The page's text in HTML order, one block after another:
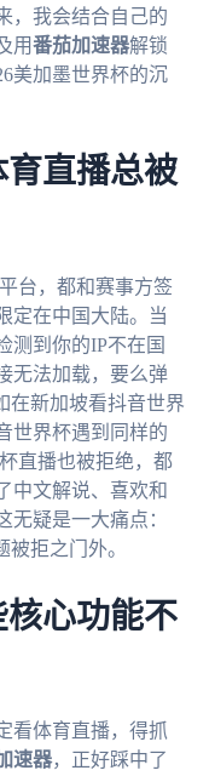
，我会结合自己的
用番茄加速器解锁
美加墨世界杯的沉
直播总被
台，都和赛事方签
定在中国大陆。当
测到你的IP不在国
无法加载，要么弹
在新加坡看抖音世界
世界杯遇到同样的
直播也被拒绝，都
中文解说、喜欢和
无疑是一大痛点：
拒之门外。
心功能不
看体育直播，得抓
速器，正好踩中了